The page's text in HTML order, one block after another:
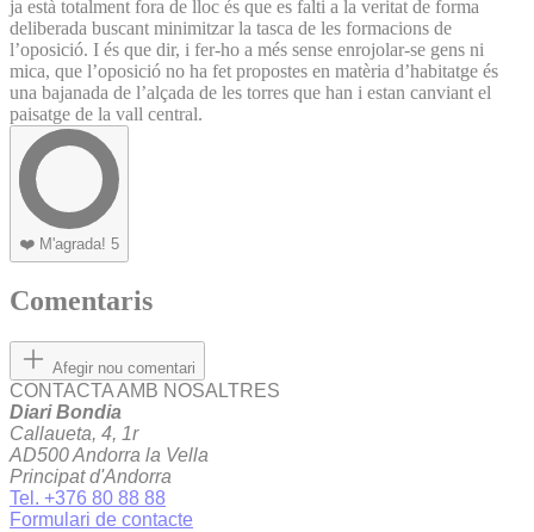
ja està totalment fora de lloc és que es falti a la veritat de forma
deliberada buscant minimitzar la tasca de les formacions de
l’oposició. I és que dir, i fer-ho a més sense enrojolar-se gens ni
mica, que l’oposició no ha fet propostes en matèria d’habitatge és
una bajanada de l’alçada de les torres que han i estan canviant el
paisatge de la vall central.
❤️ M'agrada! 5
Comentaris
Afegir nou comentari
CONTACTA AMB NOSALTRES
Diari Bondia
Callaueta, 4, 1r
AD500 Andorra la Vella
Principat d'Andorra
Tel. +376 80 88 88
Formulari de contacte